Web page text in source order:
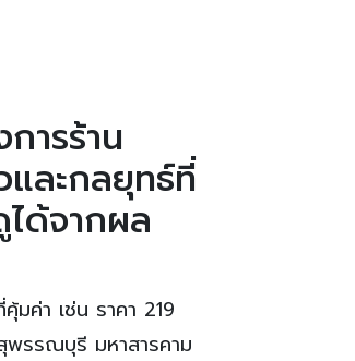
ารร้าน
และกลยุทธ์ที่
ด้จากผล
มค่า เช่น ราคา 219
พรรณบุรี มหาสารคาม